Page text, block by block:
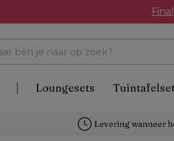
Loungesets
Levering wanneer